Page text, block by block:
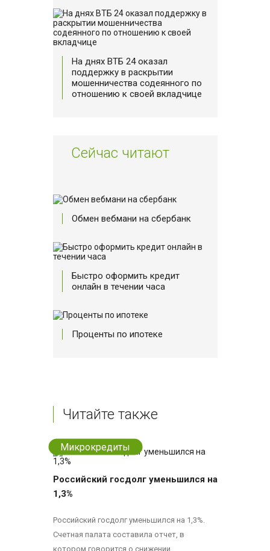
На днях ВТБ 24 оказал
поддержку в раскрытии
мошенничества содеянного по
отношению к своей вкладчице
Сейчас читают
Обмен вебмани на сбербанк
Быстро оформить кредит
онлайн в течении часа
Проценты по ипотеке
Читайте также
Микрокредиты
Российский госдолг уменьшился на
1,3%
Российский госдолг уменьшился на 1,3%.
Счетная палата составила отчет, в
котором говорится о снижении